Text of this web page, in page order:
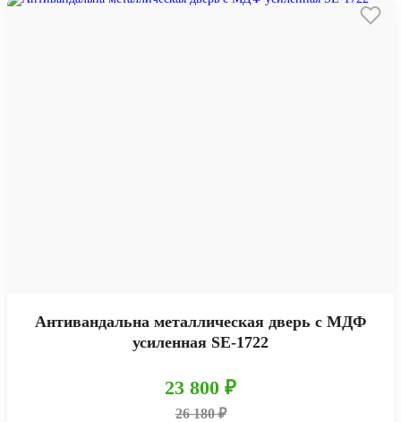
Антивандальна металлическая дверь с МДФ
усиленная SE-1722
23 800 ₽
26 180 ₽